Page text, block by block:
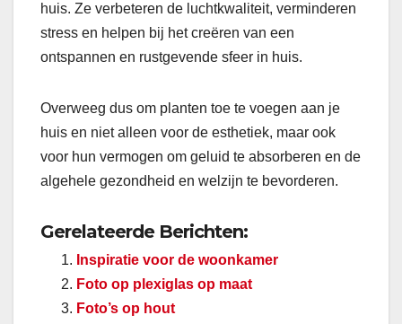
huis. Ze verbeteren de luchtkwaliteit, verminderen
stress en helpen bij het creëren van een
ontspannen en rustgevende sfeer in huis.
Overweeg dus om planten toe te voegen aan je
huis en niet alleen voor de esthetiek, maar ook
voor hun vermogen om geluid te absorberen en de
algehele gezondheid en welzijn te bevorderen.
Gerelateerde Berichten:
Inspiratie voor de woonkamer
Foto op plexiglas op maat
Foto’s op hout